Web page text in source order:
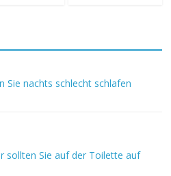
Sie nachts schlecht schlafen
sollten Sie auf der Toilette auf